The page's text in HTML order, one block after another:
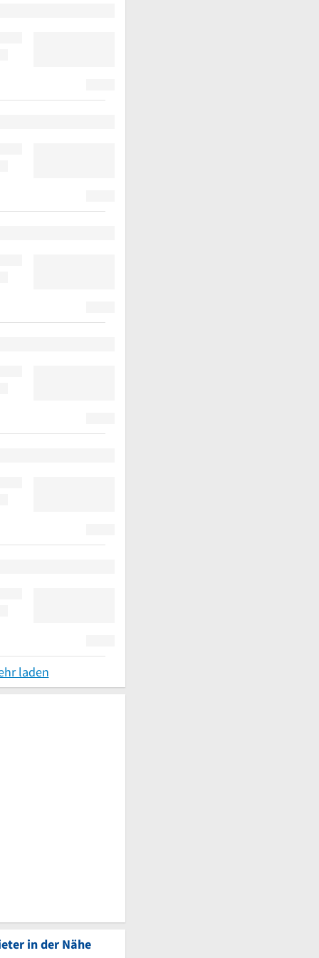
laden
in der Nähe